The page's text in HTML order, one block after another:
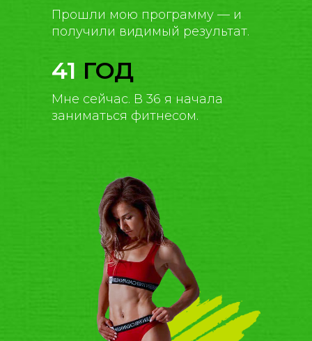
Прошли мою программу — и
получили видимый результат.
41 ГОД
Мне сейчас. В 36 я начала
заниматься фитнесом.